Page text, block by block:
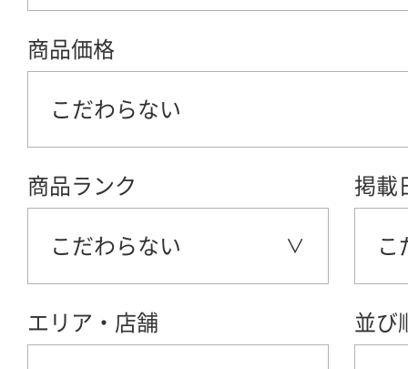
商品価格
こだわらない
商品ランク
こだわらない
掲載
こ
エリア・店舗 並び